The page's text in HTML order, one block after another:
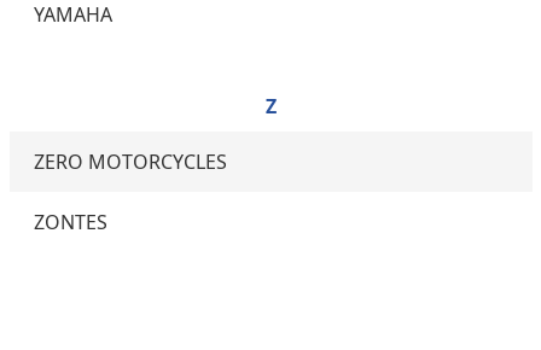
YAMAHA
Z
ZERO MOTORCYCLES
ZONTES